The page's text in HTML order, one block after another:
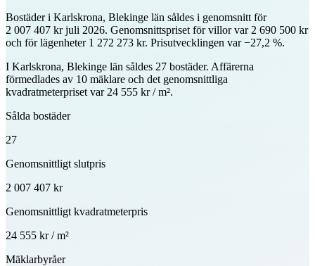
Bostäder i Karlskrona, Blekinge län såldes i genomsnitt för
2 007 407 kr juli 2026. Genomsnittspriset för villor var 2 690 500 kr
och för lägenheter 1 272 273 kr. Prisutvecklingen var −27,2 %.
I Karlskrona, Blekinge län såldes 27 bostäder. Affärerna
förmedlades av 10 mäklare och det genomsnittliga
kvadratmeterpriset var 24 555 kr / m².
Sålda bostäder
27
Genomsnittligt slutpris
2 007 407 kr
Genomsnittligt kvadratmeterpris
24 555 kr / m²
Mäklarbyråer